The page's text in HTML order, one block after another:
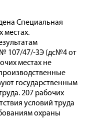
Специальная
местах.
107/47/-ЗЭ (дс№4 от
местах не
государственным
207 рабочих
условий труда
охраны